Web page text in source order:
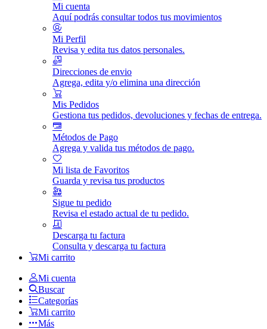
Mi cuenta
Aquí podrás consultar todos tus movimientos
Mi Perfil
Revisa y edita tus datos personales.
Direcciones de envio
Agrega, edita y/o elimina una dirección
Mis Pedidos
Gestiona tus pedidos, devoluciones y fechas de entrega.
Métodos de Pago
Agrega y valida tus métodos de pago.
Mi lista de Favoritos
Guarda y revisa tus productos
Sigue tu pedido
Revisa el estado actual de tu pedido.
Descarga tu factura
Consulta y descarga tu factura
Mi carrito
Mi cuenta
Buscar
Categorías
Mi carrito
Más